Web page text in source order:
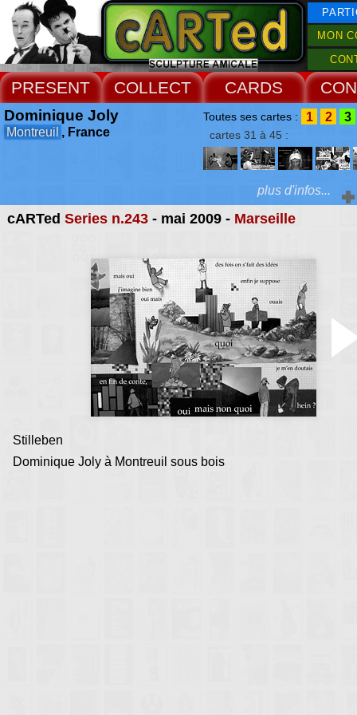
MON
PRESENT COLLECT CARDS
cARTed Series n.243- mai 2009 - Marseille
Stilleben
Dominique Joly à Montreuil sous bois
Dominique Joly
Montreuil , France
Toutes ses cartes : 1 2 3
cartes 31 à 45 :
Extras :
des fois je me
dessins textes et
préoccupations
Accueil Rencontres :
•Le Haut-Crêt 1998
plus d'infos...